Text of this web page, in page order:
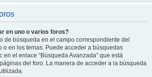
en uno o varios foros?
de búsqueda en el campo correspondiente del
o en los temas. Puede acceder a búsquedas
en el enlace “Búsqueda Avanzada” que está
del foro. La manera de acceder a la búsqueda